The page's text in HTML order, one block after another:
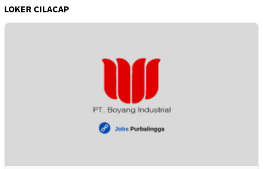
LOKER CILACAP